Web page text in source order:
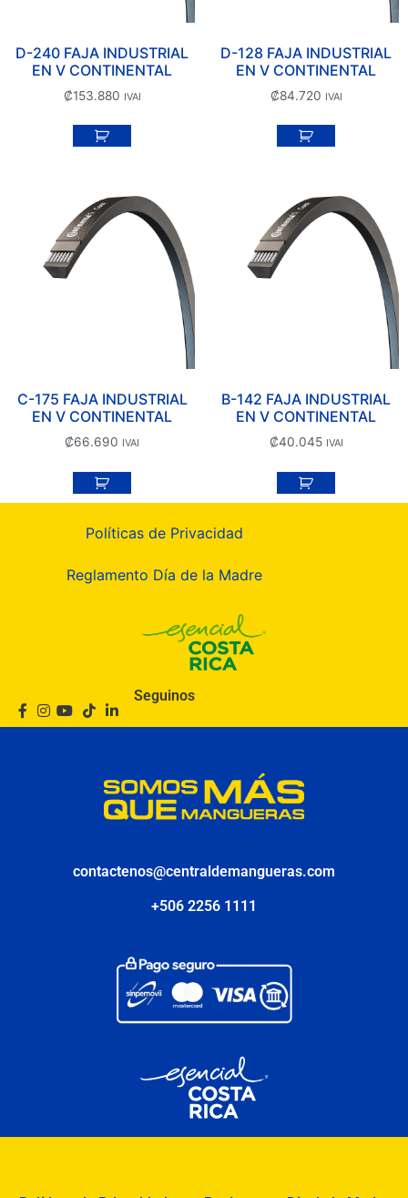
D-240 FAJA INDUSTRIAL
EN V CONTINENTAL
₡153.880 IVAI
D-128 FAJA INDUSTRIAL
EN V CONTINENTAL
₡84.720 IVAI
C-175 FAJA INDUSTRIAL
EN V CONTINENTAL
₡66.690 IVAI
B-142 FAJA INDUSTRIAL
EN V CONTINENTAL
₡40.045 IVAI
Políticas de Privacidad
Reglamento Día de la Madre
Seguinos
contactenos@centraldemangueras.com
+506 2256 1111